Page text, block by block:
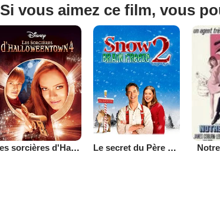
Si vous aimez ce film, vous
Les sorcières d'Halloween 4 Le secret du Père Noël 2